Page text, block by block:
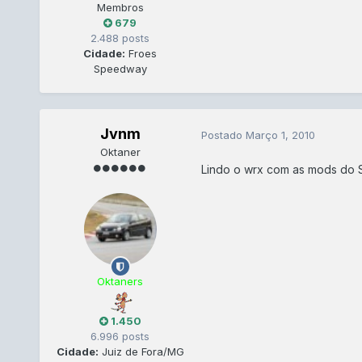
Membros
679
2.488 posts
Cidade: Froes
Speedway
Jvnm
Oktaner
Oktaners
1.450
6.996 posts
Cidade: Juiz de Fora/MG
Postado Março 1, 2010
Lindo o wrx com as mods do